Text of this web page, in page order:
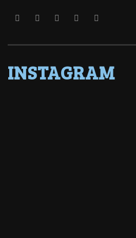
INSTAGRAM